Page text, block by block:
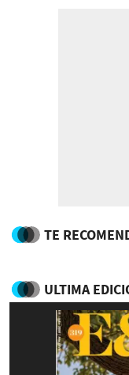
TE
ULTIMA